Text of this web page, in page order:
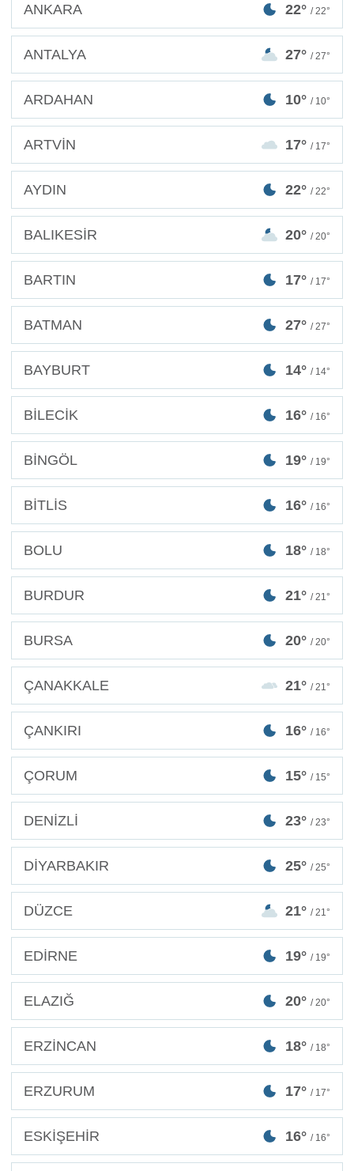
ANKARA 22° / 22°
ANTALYA 27° / 27°
ARDAHAN 10° / 10°
ARTVİN 17° / 17°
AYDIN 22° / 22°
BALIKESİR 20° / 20°
BARTIN 17° / 17°
BATMAN 27° / 27°
BAYBURT 14° / 14°
BİLECİK 16° / 16°
BİNGÖL 19° / 19°
BİTLİS 16° / 16°
BOLU 18° / 18°
BURDUR 21° / 21°
BURSA 20° / 20°
ÇANAKKALE 21° / 21°
ÇANKIRI 16° / 16°
ÇORUM 15° / 15°
DENİZLİ 23° / 23°
DİYARBAKIR 25° / 25°
DÜZCE 21° / 21°
EDİRNE 19° / 19°
ELAZIĞ 20° / 20°
ERZİNCAN 18° / 18°
ERZURUM 17° / 17°
ESKİŞEHİR 16° / 16°